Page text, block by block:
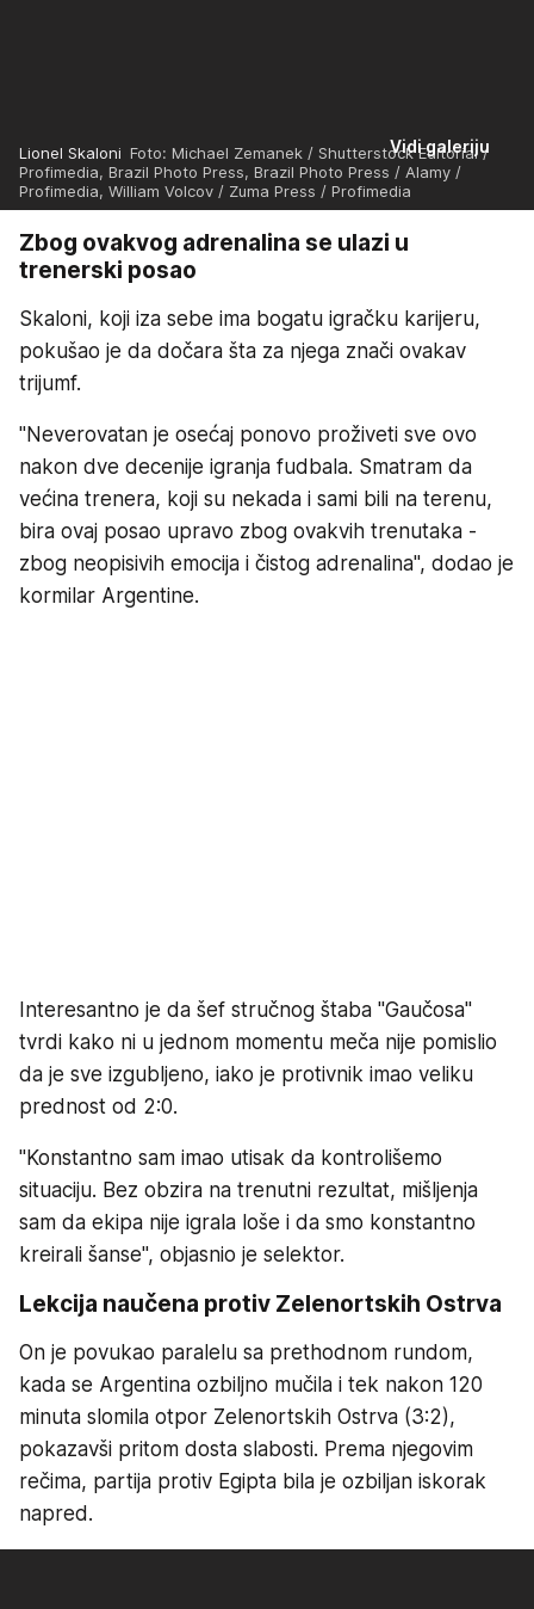
Vidi galeriju
Lionel Skaloni Foto: Michael Zemanek / Shutterstock Editorial /
Profimedia, Brazil Photo Press, Brazil Photo Press / Alamy /
Profimedia, William Volcov / Zuma Press / Profimedia
Zbog ovakvog adrenalina se ulazi u
trenerski posao
Skaloni, koji iza sebe ima bogatu igračku karijeru,
pokušao je da dočara šta za njega znači ovakav
trijumf.
"Neverovatan je osećaj ponovo proživeti sve ovo
nakon dve decenije igranja fudbala. Smatram da
većina trenera, koji su nekada i sami bili na terenu,
bira ovaj posao upravo zbog ovakvih trenutaka -
zbog neopisivih emocija i čistog adrenalina", dodao je
kormilar Argentine.
Interesantno je da šef stručnog štaba "Gaučosa"
tvrdi kako ni u jednom momentu meča nije pomislio
da je sve izgubljeno, iako je protivnik imao veliku
prednost od 2:0.
"Konstantno sam imao utisak da kontrolišemo
situaciju. Bez obzira na trenutni rezultat, mišljenja
sam da ekipa nije igrala loše i da smo konstantno
kreirali šanse", objasnio je selektor.
Lekcija naučena protiv Zelenortskih Ostrva
On je povukao paralelu sa prethodnom rundom,
kada se Argentina ozbiljno mučila i tek nakon 120
minuta slomila otpor Zelenortskih Ostrva (3:2),
pokazavši pritom dosta slabosti. Prema njegovim
rečima, partija protiv Egipta bila je ozbiljan iskorak
napred.